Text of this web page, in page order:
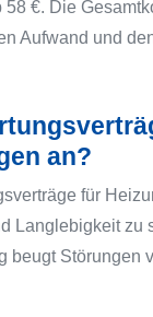
€. Die
Aufwand und
an?
für
Langlebigkeit zu
beugt Störungen